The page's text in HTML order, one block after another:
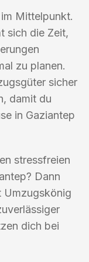
Mittelpunkt.
sich die Zeit,
zu planen.
sicher
damit du
in Gaziantep
stressfreien
Dann
Umzugskönig
dich bei